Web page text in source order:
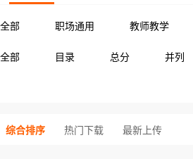
全部 职场通用 教师教学
全部 目录 总分
并列
综合排序 热门下载 最新上传